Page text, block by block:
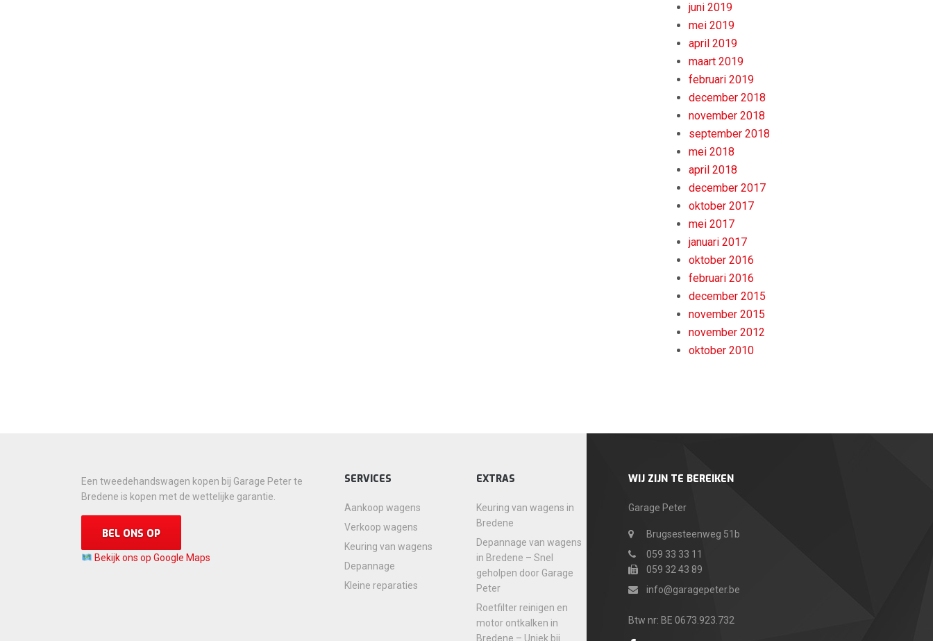
juni 2019
mei 2019
april 2019
maart 2019
februari 2019
december 2018
november 2018
september 2018
mei 2018
april 2018
december 2017
oktober 2017
mei 2017
januari 2017
oktober 2016
februari 2016
december 2015
november 2015
november 2012
oktober 2010
WIJ ZIJN TE BEREIKEN
Garage Peter
Brugsesteenweg 51b
059 33 33 11
059 32 43 89
info@garagepeter.be
Btw nr: BE 0673.923.732
Een tweedehandswagen kopen bij Garage Peter te
Bredene is kopen met de wettelijke garantie.
BEL ONS OP
Bekijk ons op Google Maps
SERVICES
Aankoop wagens
Verkoop wagens
Keuring van wagens
Depannage
Kleine reparaties
EXTRAS
Keuring van wagens in
Bredene
Depannage van wagens
in Bredene – Snel
geholpen door Garage
Peter
Roetfilter reinigen en
motor ontkalken in
Bredene – Uniek bij